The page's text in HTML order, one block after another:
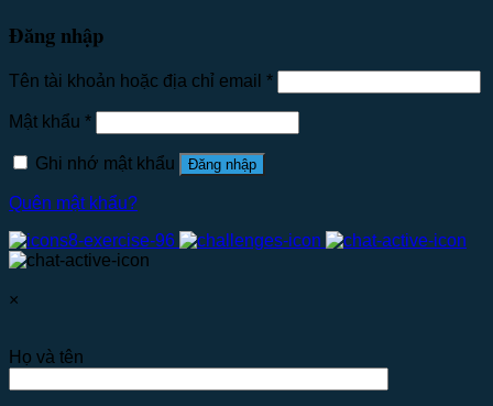
Đăng nhập
Tên tài khoản hoặc địa chỉ email *
Mật khẩu *
Ghi nhớ mật khẩu Đăng nhập
Quên mật khẩu?
×
Họ và tên